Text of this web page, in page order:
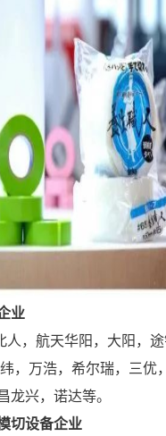
业
人，航天华阳，大阳，
，万浩，希尔瑞，三
龙兴，诺达等。
切设备企业